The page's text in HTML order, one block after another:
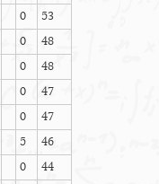
0
53
0
48
0
48
0
47
0
47
5
46
0
44